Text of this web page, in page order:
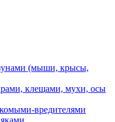
(мыши, крысы,
клещами, мухи, осы
вредителями